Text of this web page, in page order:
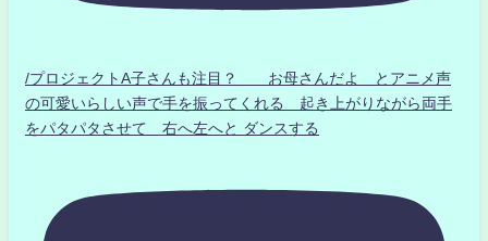
/プロジェクトA子さんも注目？ お母さんだよ とアニメ声
の可愛いらしい声で手を振ってくれる 起き上がりながら両手
をパタパタさせて 右へ左へと ダンスする